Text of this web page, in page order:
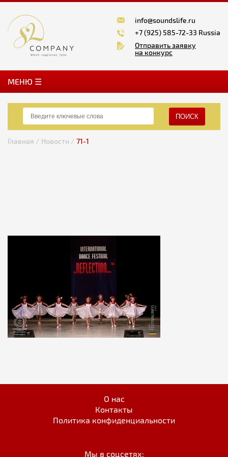
info@soundslife.ru
+7 (925) 585-72-33 Russia
Отправить заявку
на конкурс
MЕНЮ ☰
ПОИСК
Главная / Новости / 71-1
О нас
Контакты
Политика конфиденциальности
Мы в соцсетях: